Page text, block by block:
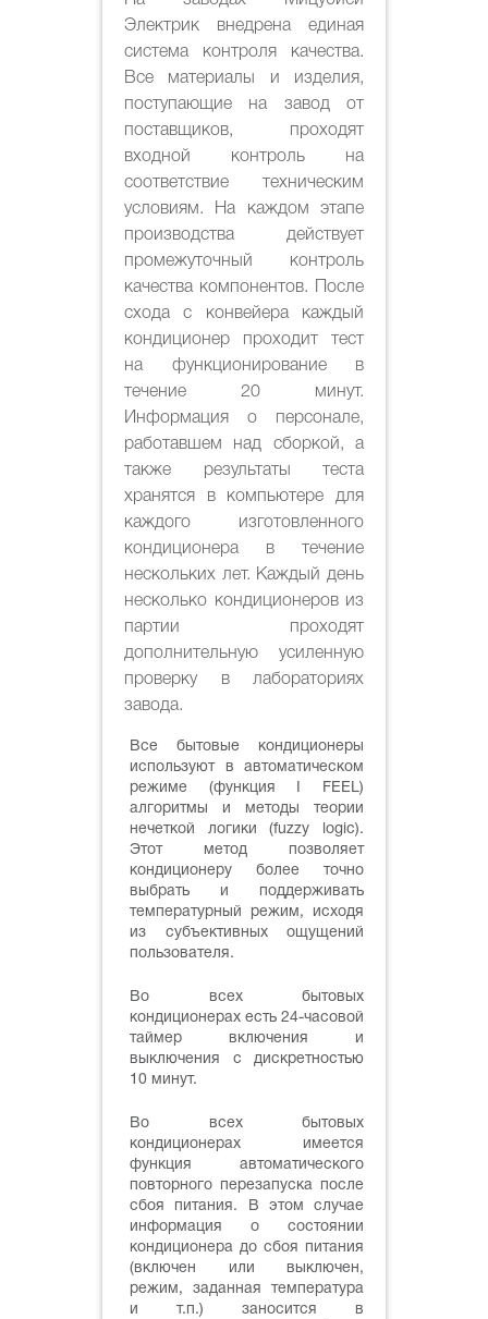
Электрик внедрена единая
система контроля качества.
Все материалы и изделия,
поступающие на завод от
поставщиков, проходят
входной контроль на
соответствие техническим
условиям. На каждом этапе
производства действует
промежуточный контроль
качества компонентов. После
схода с конвейера каждый
кондиционер проходит тест
на функционирование в
течение 20 минут.
Информация о персонале,
работавшем над сборкой, а
также результаты теста
хранятся в компьютере для
каждого изготовленного
кондиционера в течение
нескольких лет. Каждый день
несколько кондиционеров из
партии проходят
дополнительную усиленную
проверку в лабораториях
завода.
Все бытовые кондиционеры
используют в автоматическом
режиме (функция I FEEL)
алгоритмы и методы теории
нечеткой логики (fuzzy logic).
Этот метод позволяет
кондиционеру более точно
выбрать и поддерживать
температурный режим, исходя
из субъективных ощущений
пользователя.
Во всех бытовых
кондиционерах есть 24-часовой
таймер включения и
выключения с дискретностью
10 минут.
Во всех бытовых
кондиционерах имеется
функция автоматического
повторного перезапуска после
сбоя питания. В этом случае
информация о состоянии
кондиционера до сбоя питания
(включен или выключен,
режим, заданная температура
и т.п.) заносится в